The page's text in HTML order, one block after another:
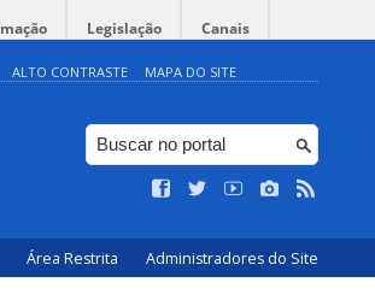
Legislação Canais
ALTO CONTRASTE MAPA DO SITE
Área Restrita Administradores do Site